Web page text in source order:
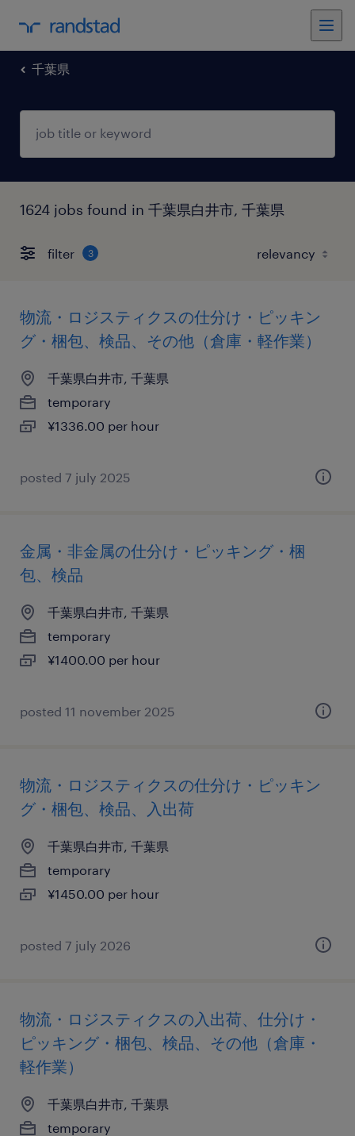
千葉県
1624 jobs found in 千葉県白井市, 千葉県
filter 3
物流・ロジスティクスの仕分け・ピッキン
グ・梱包、検品、その他（倉庫・軽作業）
千葉県白井市, 千葉県
temporary
¥1336.00 per hour
posted 7 july 2025
金属・非金属の仕分け・ピッキング・梱
包、検品
千葉県白井市, 千葉県
temporary
¥1400.00 per hour
posted 11 november 2025
物流・ロジスティクスの仕分け・ピッキン
グ・梱包、検品、入出荷
千葉県白井市, 千葉県
temporary
¥1450.00 per hour
posted 7 july 2026
物流・ロジスティクスの入出荷、仕分け・
ピッキング・梱包、検品、その他（倉庫・
軽作業）
千葉県白井市, 千葉県
temporary